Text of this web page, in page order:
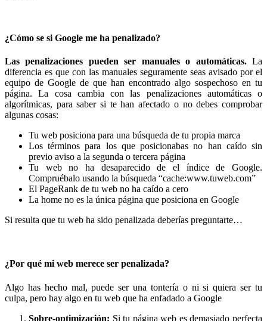
¿Cómo se si Google me ha penalizado?
Las penalizaciones pueden ser manuales o automáticas.La
diferencia es que con las manuales seguramente seas avisado por el
equipo de Google de que han encontrado algo sospechoso en tu
página. La cosa cambia con las penalizaciones automáticas o
algorítmicas, para saber si te han afectado o no debes comprobar
algunas cosas:
Tu web posiciona para una búsqueda de tu propia marca
Los términos para los que posicionabas no han caído sin
previo aviso a la segunda o tercera página
Tu web no ha desaparecido de el índice de Google.
Compruébalo usando la búsqueda “cache:www.tuweb.com”
El PageRank de tu web no ha caído a cero
La home no es la única página que posiciona en Google
Si resulta que tu web ha sido penalizada deberías preguntarte…
¿Por qué mi web merece ser penalizada?
Algo has hecho mal, puede ser una tontería o ni si quiera ser tu
culpa, pero hay algo en tu web que ha enfadado a Google
Sobre-optimización: Si tu página web es demasiado perfecta